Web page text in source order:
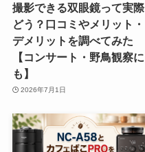
撮影できる双眼鏡って実際
どう？口コミやメリット・
デメリットを調べてみた
【コンサート・野鳥観察に
も】
2026年7月1日